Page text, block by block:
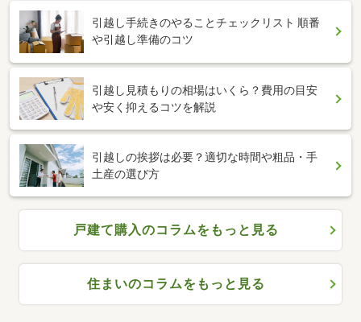
引越し手続きのやることチェックリスト 順番
や引越し準備のコツ
引越し見積もりの相場はいくら？費用の目安
や安く抑えるコツを解説
引越しの挨拶は必要？適切な時間や粗品・手
土産の選び方
戸建て購入のコラムをもっと見る
住まいのコラムをもっと見る